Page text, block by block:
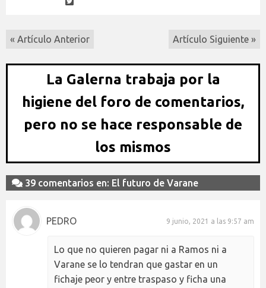
« Artículo Anterior Artículo Siguiente »
La Galerna trabaja por la
higiene del foro de comentarios,
pero no se hace responsable de
los mismos
39 comentarios en: El futuro de Varane
PEDRO 9 junio, 2021 a las 9:57 am
Lo que no quieren pagar ni a Ramos ni a
Varane se lo tendran que gastar en un
fichaje peor y entre traspaso y ficha una